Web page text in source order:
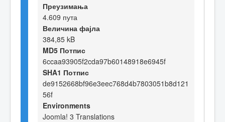
Преузимања
4.609 пута
Величина фајла
384,85 kB
MD5 Потпис
6ccaa93905f2cda97b60148918e6945f
SHA1 Потпис
de9152668bf96e3eec768d4b7803051b8d121
56f
Environments
Joomla! 3 Translations